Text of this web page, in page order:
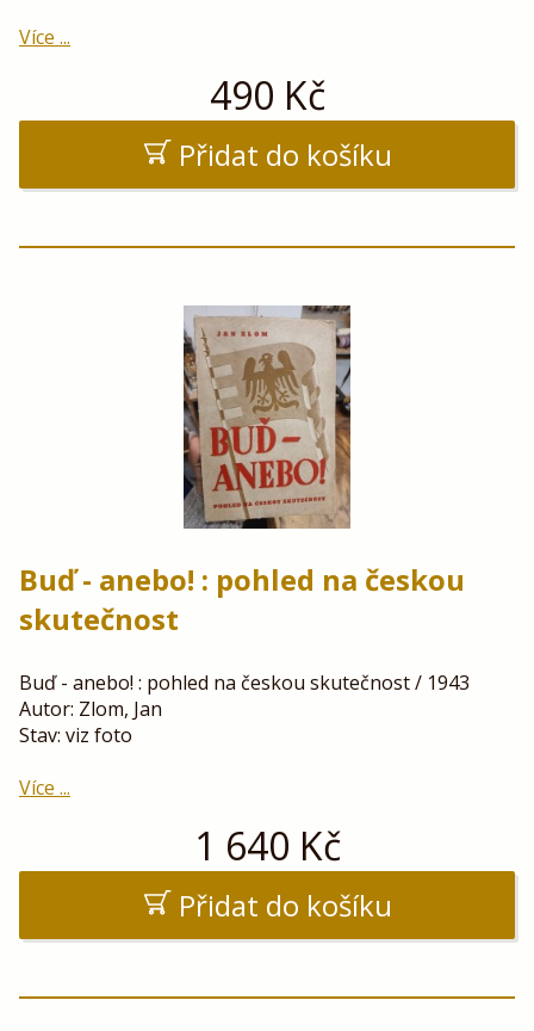
Více ...
490 Kč
Přidat do košíku
Buď - anebo! : pohled na českou
skutečnost
Buď - anebo! : pohled na českou skutečnost / 1943
Autor: Zlom, Jan
Stav: viz foto
Více ...
1 640 Kč
Přidat do košíku